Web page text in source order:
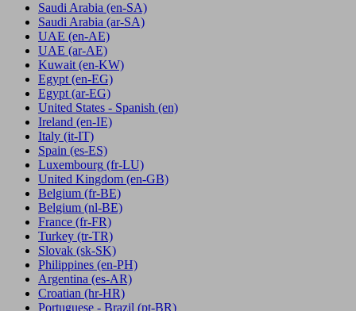
Saudi Arabia (en-SA)
Saudi Arabia (ar-SA)
UAE (en-AE)
UAE (ar-AE)
Kuwait (en-KW)
Egypt (en-EG)
Egypt (ar-EG)
United States - Spanish (en)
Ireland (en-IE)
Italy (it-IT)
Spain (es-ES)
Luxembourg (fr-LU)
United Kingdom (en-GB)
Belgium (fr-BE)
Belgium (nl-BE)
France (fr-FR)
Turkey (tr-TR)
Slovak (sk-SK)
Philippines (en-PH)
Argentina (es-AR)
Croatian (hr-HR)
Portuguese - Brazil (pt-BR)